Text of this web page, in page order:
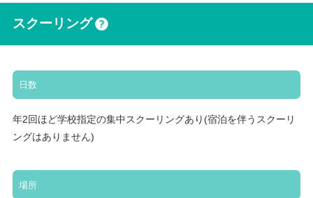
スクーリング
日数
年2回ほど学校指定の集中スクーリングあり(宿泊を伴うスクーリ
ングはありません)
場所